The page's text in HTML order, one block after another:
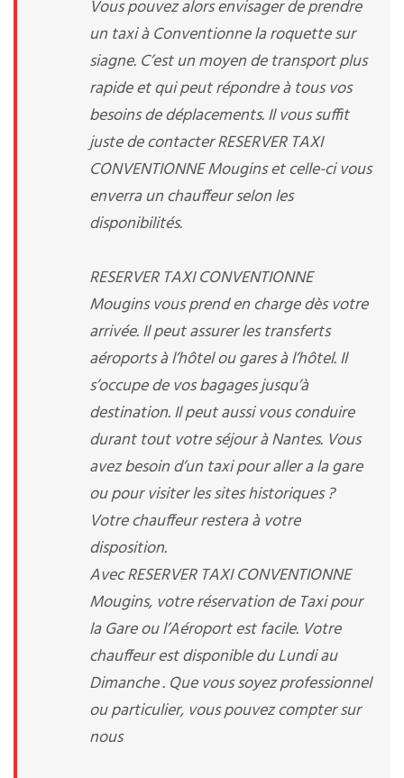
Vous pouvez alors envisager de prendre
un taxi à Conventionne la roquette sur
siagne. C’est un moyen de transport plus
rapide et qui peut répondre à tous vos
besoins de déplacements. Il vous suffit
juste de contacter RESERVER TAXI
CONVENTIONNE Mougins et celle-ci vous
enverra un chauffeur selon les
disponibilités.
RESERVER TAXI CONVENTIONNE
Mougins vous prend en charge dès votre
arrivée. Il peut assurer les transferts
aéroports à l’hôtel ou gares à l’hôtel. Il
s’occupe de vos bagages jusqu’à
destination. Il peut aussi vous conduire
durant tout votre séjour à Nantes. Vous
avez besoin d’un taxi pour aller a la gare
ou pour visiter les sites historiques ?
Votre chauffeur restera à votre
disposition.
Avec RESERVER TAXI CONVENTIONNE
Mougins, votre réservation de Taxi pour
la Gare ou l’Aéroport est facile. Votre
chauffeur est disponible du Lundi au
Dimanche . Que vous soyez professionnel
ou particulier, vous pouvez compter sur
nous